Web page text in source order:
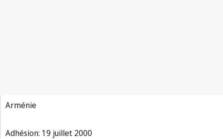
Arménie
Adhésion: 19 juillet 2000